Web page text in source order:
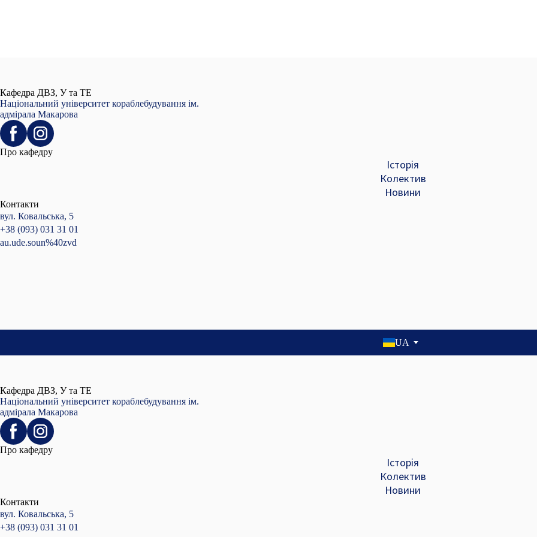
Кафедра ДВЗ, У та ТЕ
Національний університет кораблебудування ім.
адмірала Макарова
Про кафедру
Історія
Колектив
Новини
Контакти
вул. Ковальська, 5
+38 (093) 031 31 01
au.ude.soun%40zvd
UA
Кафедра ДВЗ, У та ТЕ
Національний університет кораблебудування ім.
адмірала Макарова
Про кафедру
Історія
Колектив
Новини
Контакти
вул. Ковальська, 5
+38 (093) 031 31 01